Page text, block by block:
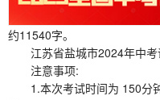
约11540字。
江苏省盐城市2024年中考
注意事项:
1.本次考试时间为 150分